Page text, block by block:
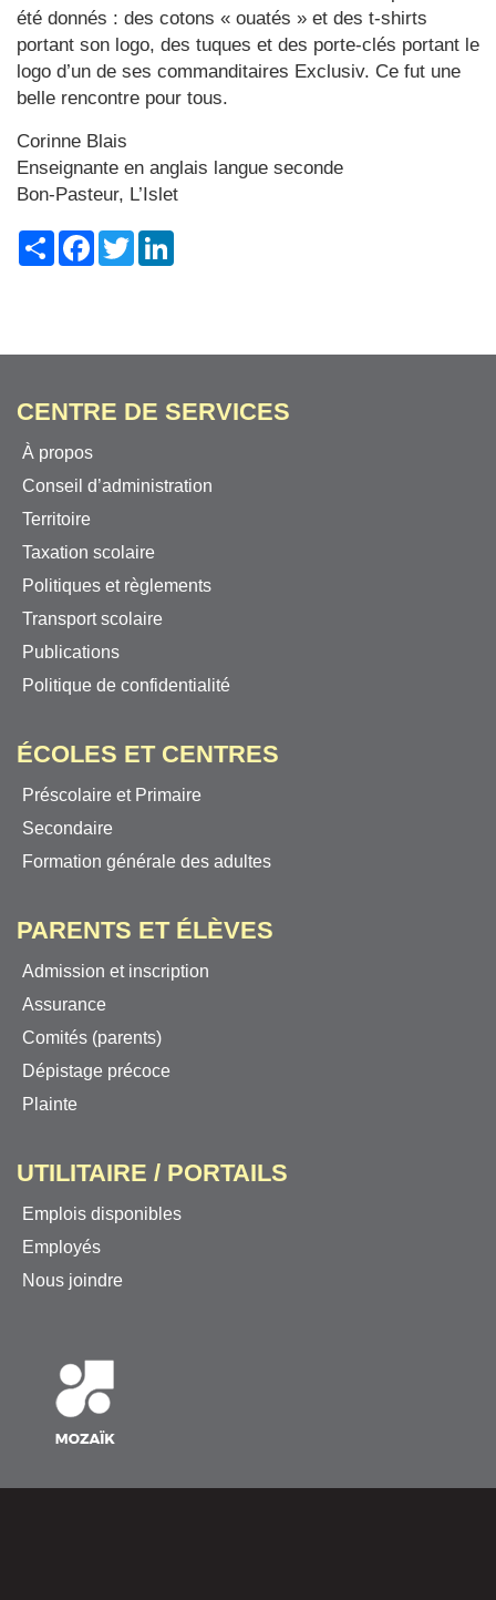
été donnés : des cotons « ouatés » et des t-shirts
portant son logo, des tuques et des porte-clés portant le
logo d’un de ses commanditaires Exclusiv. Ce fut une
belle rencontre pour tous.
Corinne Blais
Enseignante en anglais langue seconde
Bon-Pasteur, L’Islet
ShareFacebook
Twitter
CENTRE DE SERVICES
À propos
Conseil d’administration
Territoire
Taxation scolaire
Politiques et règlements
Transport scolaire
Publications
Politique de confidentialité
ÉCOLES ET CENTRES
Préscolaire et Primaire
Secondaire
Formation générale des adultes
PARENTS ET ÉLÈVES
Admission et inscription
Assurance
Comités (parents)
Dépistage précoce
Plainte
UTILITAIRE / PORTAILS
Emplois disponibles
Employés
Nous joindre